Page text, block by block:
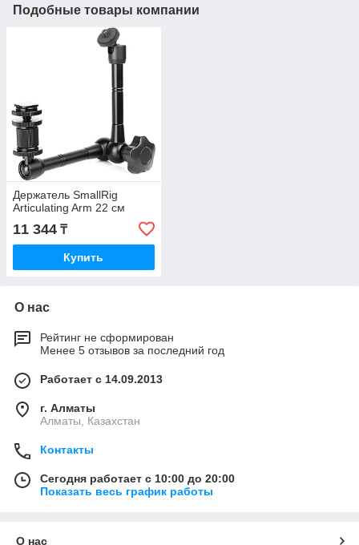
Подобные товары компании
Держатель SmallRig
Articulating Arm 22 см
11 344 ₸
Купить
О нас
Рейтинг не сформирован
Менее 5 отзывов за последний год
Работает с 14.09.2013
г. Алматы
Алматы, Казахстан
Контакты
Сегодня работает с 10:00 до 20:00
Показать весь график работы
О нас